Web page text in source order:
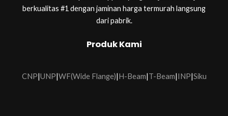
berkualitas #1 dengan jaminan harga termurah langsung
dari pabrik.
Produk Kami
CNP|UNP|WF(Wide Flange)|H-Beam|T-Beam|INP|Siku